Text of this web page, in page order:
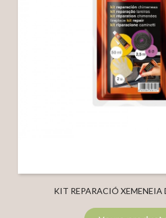
KIT REPARACIÓ XEMENEIA